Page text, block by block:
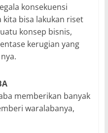
konsekuensi
kita bisa lakukan riset
konsep bisnis,
kerugian yang
memberikan banyak
waralabanya,